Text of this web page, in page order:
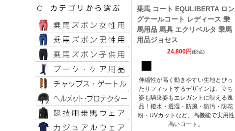
乗馬 コート EQULIBERTA ロン
グテールコート レディース 乗
馬用品 馬具 エクリベルタ 乗馬
用品ジョセス
24,800円(税込)
伸縮性が高く動きやすい生地とぴっ
たりフィットするデザインは、立ち
姿も騎乗姿もエレガントに映える逸
品！撥水・透湿・防風・防汚・防花
粉・UVカットなど、高機能で実用性
高いコート。